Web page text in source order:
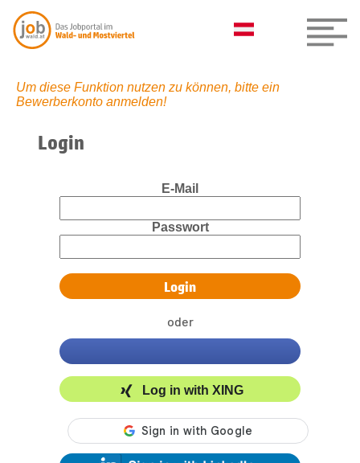
Um diese Funktion nutzen zu können, bitte ein
Bewerberkonto anmelden!
Login
E-Mail
Passwort
oder
Log in with XING